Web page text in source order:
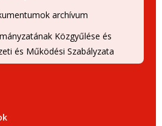
archívum
Közgyűlése és
és Működési Szabályzata